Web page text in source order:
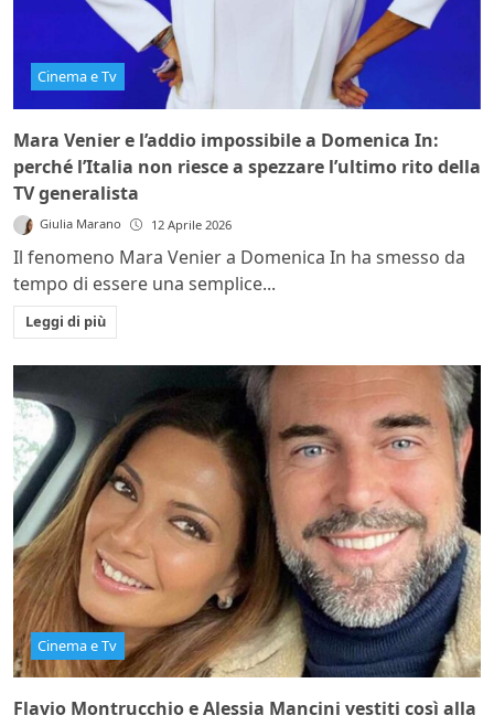
Cinema e Tv
Mara Venier e l’addio impossibile a Domenica In:
perché l’Italia non riesce a spezzare l’ultimo rito della
TV generalista
Giulia Marano 12 Aprile 2026
Il fenomeno Mara Venier a Domenica In ha smesso da
tempo di essere una semplice...
Leggi di più
Cinema e Tv
Flavio Montrucchio e Alessia Mancini vestiti così alla